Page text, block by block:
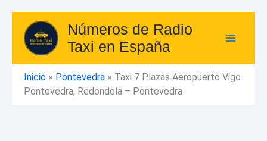
contenido
Números de Radio
Taxi en España
Inicio » Pontevedra » Taxi 7 Plazas Aeropuerto Vigo
Pontevedra, Redondela – Pontevedra